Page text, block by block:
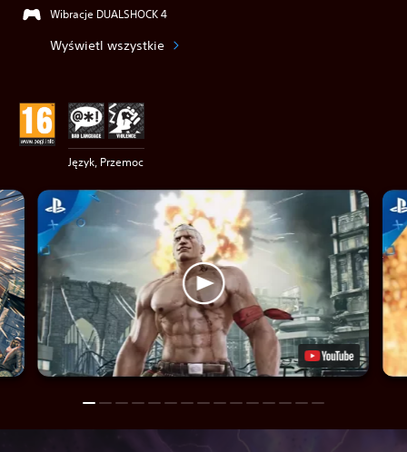
Wibracje DUALSHOCK 4
Wyświetl wszystkie
Język, Przemoc